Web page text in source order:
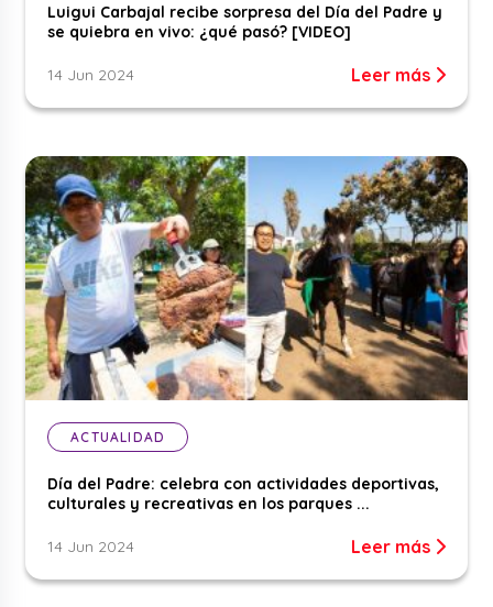
Luigui Carbajal recibe sorpresa del Día del Padre y
se quiebra en vivo: ¿qué pasó? [VIDEO]
14 Jun 2024 Leer más
ACTUALIDAD
Día del Padre: celebra con actividades deportivas,
culturales y recreativas en los parques ...
14 Jun 2024 Leer más